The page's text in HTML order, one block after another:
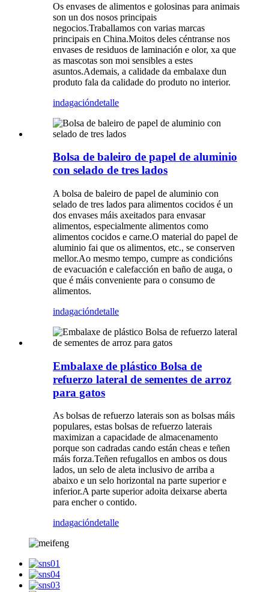
Os envases de alimentos e golosinas para animais
son un dos nosos principais
negocios.Traballamos con varias marcas
principais en China.Moitos deles céntranse nos
envases de residuos de laminación e olor, xa que
as mascotas son moi sensibles a estes
asuntos.Ademais, a calidade da embalaxe dun
produto fala da calidade do produto no interior.
indagacióndetalle
Bolsa de baleiro de papel de aluminio
con selado de tres lados
A bolsa de baleiro de papel de aluminio con
selado de tres lados para alimentos cocidos é un
dos envases máis axeitados para envasar
alimentos, especialmente alimentos como
alimentos cocidos e carne.O material do papel de
aluminio fai que os alimentos, etc., se conserven
mellor.Ao mesmo tempo, cumpre as condicións
de evacuación e calefacción en baño de auga, o
que é máis conveniente para o consumo de
alimentos.
indagacióndetalle
Embalaxe de plástico Bolsa de
refuerzo lateral de sementes de arroz
para gatos
As bolsas de refuerzo laterais son as bolsas máis
populares, estas bolsas de refuerzo laterais
maximizan a capacidade de almacenamento
porque son cadradas cando están cheas e teñen
máis forza.Teñen refugallos en ambos os dous
lados, un selo de aleta inclusivo de arriba a
abaixo e un selo horizontal na parte superior e
inferior.A parte superior adoita deixarse ​​aberta
para encher o contido.
indagacióndetalle